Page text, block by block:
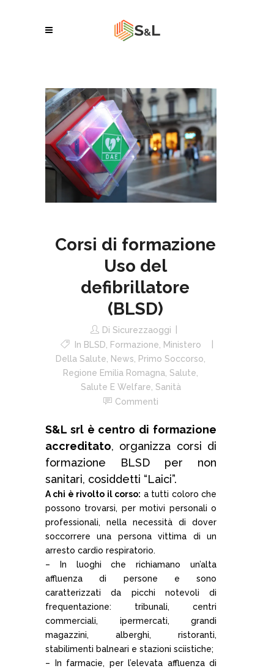
Corsi di formazione
Uso del
defibrillatore
(BLSD)
Di Sicurezzaoggi
In BLSD Formazione
Ministero
Della Salute
News Primo Soccorso
Regione Emilia Romagna Salute
Salute E Welfare Sanità
Commenti
S&L srl è centro di formazione
accreditato, organizza corsi di
formazione BLSD per non
sanitari, cosiddetti “Laici”.
A chi è rivolto il corso: a tutti coloro che
possono trovarsi, per motivi personali o
professionali, nella necessità di dover
soccorrere una persona vittima di un
arresto cardio respiratorio.
– In luoghi che richiamano un’alta
affluenza di persone e sono
caratterizzati da picchi notevoli di
frequentazione: tribunali, centri
commerciali, ipermercati, grandi
magazzini, alberghi, ristoranti,
stabilimenti balneari e stazioni sciistiche;
– In farmacie, per l’elevata affluenza di